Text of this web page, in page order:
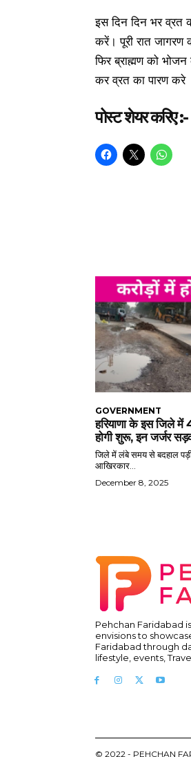
इस दिन दिन भर व्रत
करें। पूरी रात
फिर ब्राह्मण को
कर व्रत का पारण करे
पोस्ट शेयर करिए :-
GOVERNMENT
हरियाणा के इस जिले में
होगी शुरू, इन जर्जर
जिले में लंबे समय से बदहाल पड़ी
आखिरकार...
December 8, 2025
Pehchan Faridabad
envisions to
Faridabad through
lifestyle, events,
© 2022 - PEHCHAN